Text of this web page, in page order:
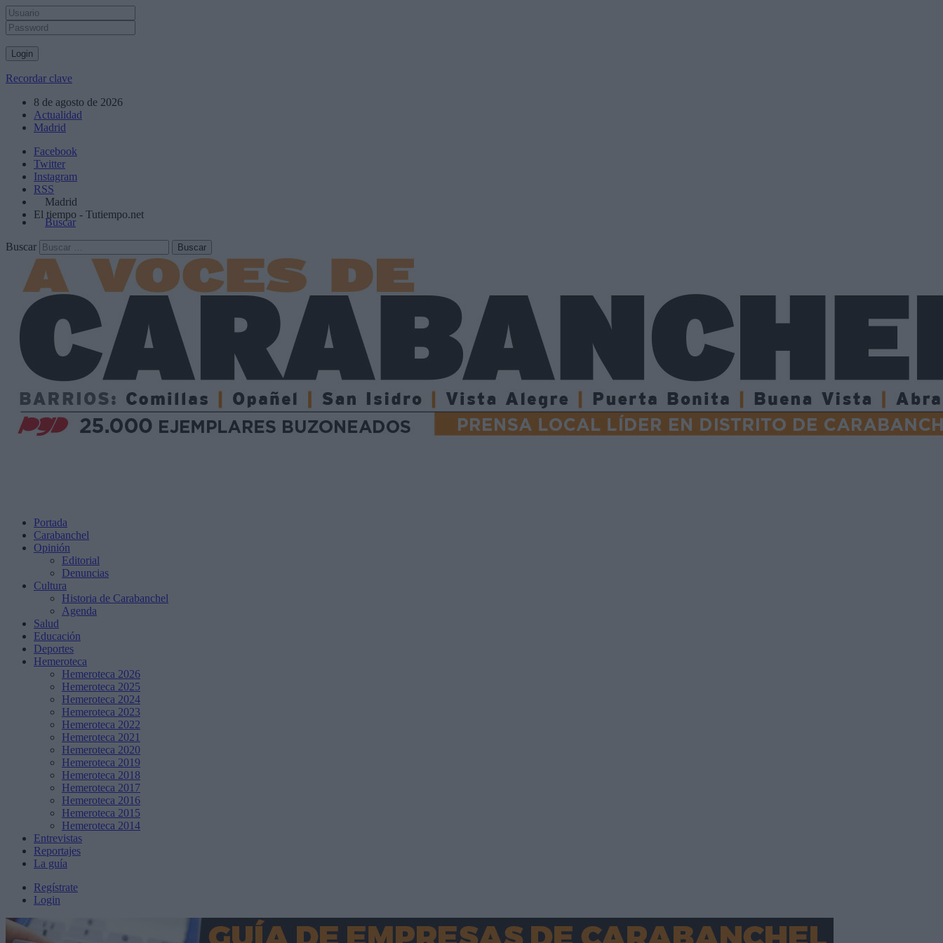
Recordar clave
8 de agosto de 2026
Actualidad
Madrid
Facebook
Twitter
Instagram
RSS
Madrid
El tiempo - Tutiempo.net
Buscar
Buscar
Portada
Carabanchel
Opinión
Editorial
Denuncias
Cultura
Historia de Carabanchel
Agenda
Salud
Educación
Deportes
Hemeroteca
Hemeroteca 2026
Hemeroteca 2025
Hemeroteca 2024
Hemeroteca 2023
Hemeroteca 2022
Hemeroteca 2021
Hemeroteca 2020
Hemeroteca 2019
Hemeroteca 2018
Hemeroteca 2017
Hemeroteca 2016
Hemeroteca 2015
Hemeroteca 2014
Entrevistas
Reportajes
La guía
Regístrate
Login